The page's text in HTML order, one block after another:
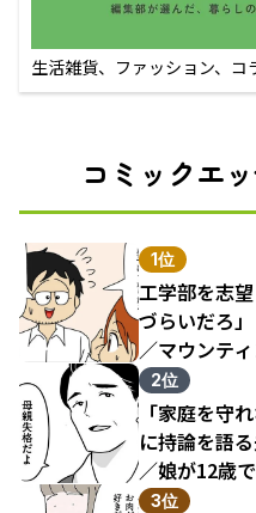
生活雑貨、ファッション、
えるECサイト
コミックエ
1位
工学部を志
づらいだろ
／マウンテ
結果（1）
2位
「家庭を守
に持論を語
／娘が12歳
3位